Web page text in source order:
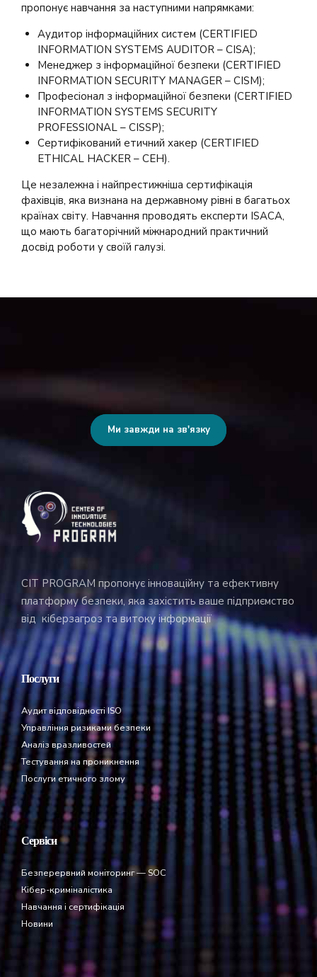
пропонує навчання за наступними напрямками:
Аудитор інформаційних систем (CERTIFIED
INFORMATION SYSTEMS AUDITOR – CISA);
Менеджер з інформаційної безпеки (CERTIFIED
INFORMATION SECURITY MANAGER – CISM);
Професіонал з інформаційної безпеки (CERTIFIED
INFORMATION SYSTEMS SECURITY
PROFESSIONAL – CISSP);
Сертифікований етичний хакер (CERTIFIED
ETHICAL HACKER – CEH).
Це незалежна і найпрестижніша сертифікація
фахівців, яка визнана на державному рівні в багатьох
країнах світу. Навчання проводять експерти ISACA,
що мають багаторічний міжнародний практичний
досвід роботи у своїй галузі.
Ми завжди на зв'язку
CIT PROGRAM пропонує інноваційну та ефективну
платформу безпеки, яка захістить ваше підприємство
від кіберзагроз та витоку інформації
Послуги
Аудит відповідності ISO
Управління ризиками безпеки
Аналіз вразливостей
Тестування на проникнення
Послуги етичного злому
Сервіси
Безперервний моніторинг — SOC
Кібер-криміналістика
Навчання і сертифікація
Новини